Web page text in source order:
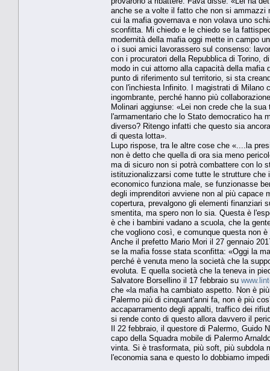
anche se a volte il fatto che non si ammazzi
cui la mafia governava e non volava uno
sconfitta. Mi chiedo e le chiedo se la
modernità della mafia oggi mette in campo
o i suoi amici lavorassero sul consenso:
con i procuratori della Repubblica di Torino,
modo in cui attorno alla capacità della mafia
punto di riferimento sul territorio, si sta
con l'inchiesta Infinito. I magistrati di Milano
ingombrante, perché hanno più
Molinari aggiunse: «Lei non crede che la
l'armamentario che lo Stato democratico ha
diverso? Ritengo infatti che questo sia
di questa lotta».
Lupo rispose, tra le altre cose che «....la
non è detto che quella di ora sia meno
ma di sicuro non si potrà combattere con lo
istituzionalizzarsi come tutte le strutture che
economico funziona male, se funzionasse
degli imprenditori avviene non al più capace
copertura, prevalgono gli elementi finanziari
smentita, ma spero non lo sia. Questa è
è che i bambini vadano a scuola, che la
che vogliono così, e comunque questa non
Anche il prefetto Mario Mori il 27 gennaio
se la mafia fosse stata sconfitta: «Oggi la
perché è venuta meno la società che la
evoluta. E quella società che la teneva in
Salvatore Borsellino il 17 febbraio su
che «la mafia ha cambiato aspetto. Non è
Palermo più di cinquant'anni fa, non è più
accaparramento degli appalti, traffico dei
si rende conto di questo allora davvero il
Il 22 febbraio, il questore di Palermo, Guido
capo della Squadra mobile di Palermo
vinta. Si è trasformata, più soft, più subdola
l'economia sana e questo lo dobbiamo